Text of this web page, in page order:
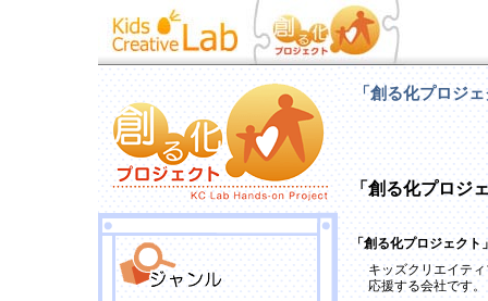
「創る化プロジ
「創る化プロジ
「創る化プロジェクト
キッズクリエイテ
応援する会社です。